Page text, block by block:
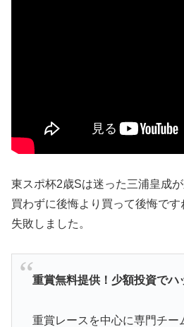
東スポ杯2歳Sは迷った三浦皇成が
買わずに後悔より買って後悔です
失敗しました。
重賞無料提供！少額投資でハ
重賞レースを中心に専門チー